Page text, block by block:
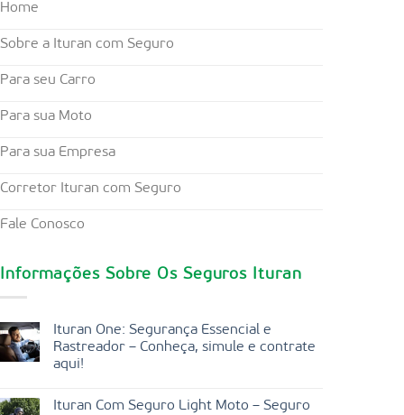
Home
Sobre a Ituran com Seguro
Para seu Carro
Para sua Moto
Para sua Empresa
Corretor Ituran com Seguro
Fale Conosco
Informações Sobre Os Seguros Ituran
Ituran One: Segurança Essencial e
Rastreador – Conheça, simule e contrate
aqui!
Ituran Com Seguro Light Moto – Seguro